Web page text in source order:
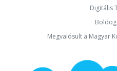
Digitális
Megvalósult a Magyar